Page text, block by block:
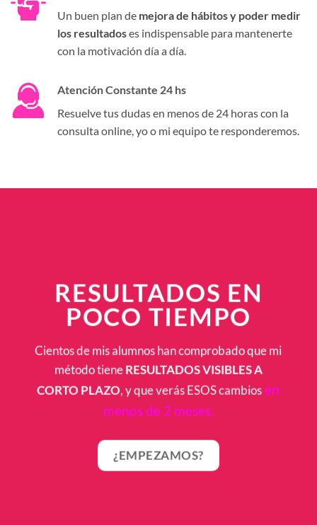
Un buen plan de mejora de hábitos y poder medir
los resultadoses indispensable para mantenerte
con la motivación día a día.
Atención Constante 24 hs
Resuelve tus dudas en menos de 24 horas con la
consulta online, yo o mi equipo te responderemos.
RESULTADOS EN
POCO TIEMPO
Cientos de mis alumnos han comprobado que mi
método tieneRESULTADOS VISIBLESA
CORTO PLAZO, y que verás ESOS cambiosen
menos de 2 meses.
¿EMPEZAMOS?